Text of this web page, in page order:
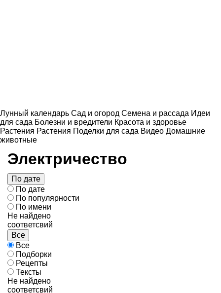
Лунный календарь Сад и огород Семена и рассада Идеи
для сада Болезни и вредители Красота и здоровье
Растения Растения Поделки для сада Видео Домашние
животные
Электричество
По дате
По дате
По популярности
По имени
Не найдено
соответсвий
Все
Все
Подборки
Рецепты
Тексты
Не найдено
соответсвий